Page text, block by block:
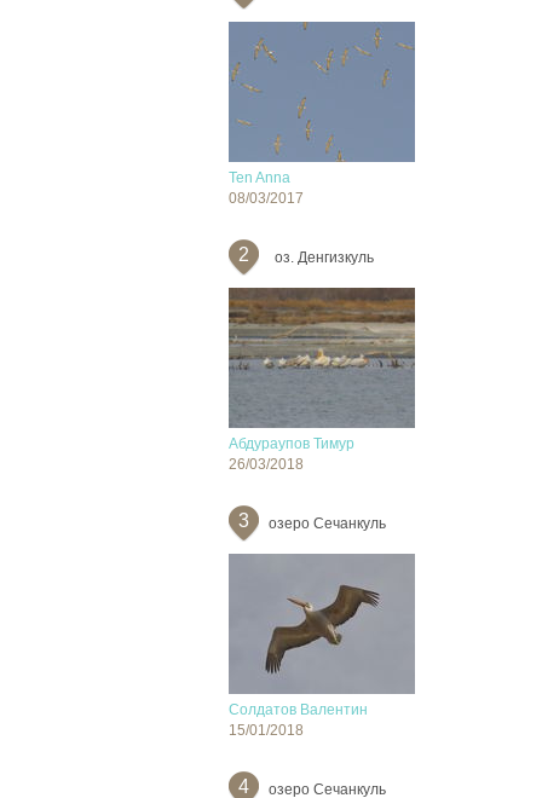
Ten Anna
08/03/2017
2 оз. Денгизкуль
Абдураупов Тимур
26/03/2018
3 озеро Сечанкуль
Солдатов Валентин
15/01/2018
4 озеро Сечанкуль